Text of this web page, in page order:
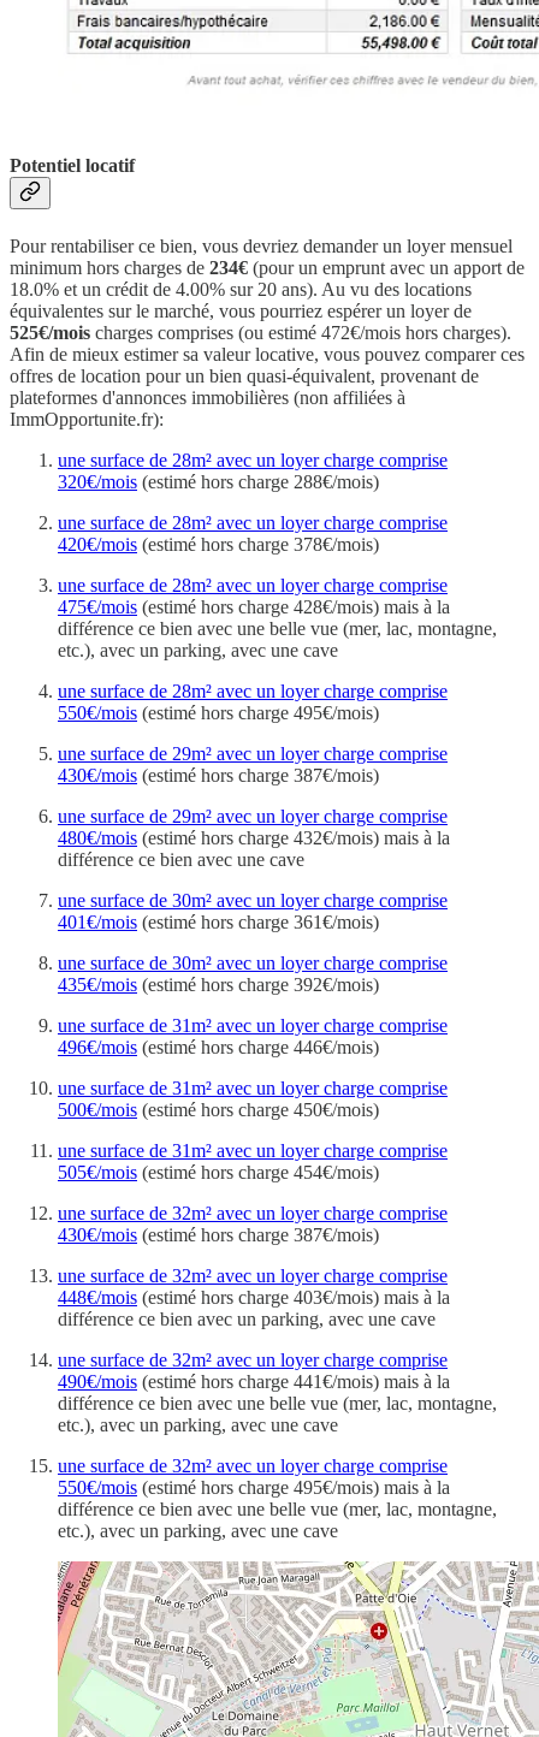
Potentiel locatif
Pour rentabiliser ce bien, vous devriez demander un loyer mensuel
minimum hors charges de 234€ (pour un emprunt avec un apport de
18.0% et un crédit de 4.00% sur 20 ans). Au vu des locations
équivalentes sur le marché, vous pourriez espérer un loyer de
525€/mois charges comprises (ou estimé 472€/mois hors charges).
Afin de mieux estimer sa valeur locative, vous pouvez comparer ces
offres de location pour un bien quasi-équivalent, provenant de
plateformes d'annonces immobilières (non affiliées à
ImmOpportunite.fr):
une surface de 28m² avec un loyer charge comprise
320€/mois (estimé hors charge 288€/mois)
une surface de 28m² avec un loyer charge comprise
420€/mois (estimé hors charge 378€/mois)
une surface de 28m² avec un loyer charge comprise
475€/mois (estimé hors charge 428€/mois) mais à la
différence ce bien avec une belle vue (mer, lac, montagne,
etc.), avec un parking, avec une cave
une surface de 28m² avec un loyer charge comprise
550€/mois (estimé hors charge 495€/mois)
une surface de 29m² avec un loyer charge comprise
430€/mois (estimé hors charge 387€/mois)
une surface de 29m² avec un loyer charge comprise
480€/mois (estimé hors charge 432€/mois) mais à la
différence ce bien avec une cave
une surface de 30m² avec un loyer charge comprise
401€/mois (estimé hors charge 361€/mois)
une surface de 30m² avec un loyer charge comprise
435€/mois (estimé hors charge 392€/mois)
une surface de 31m² avec un loyer charge comprise
496€/mois (estimé hors charge 446€/mois)
une surface de 31m² avec un loyer charge comprise
500€/mois (estimé hors charge 450€/mois)
une surface de 31m² avec un loyer charge comprise
505€/mois (estimé hors charge 454€/mois)
une surface de 32m² avec un loyer charge comprise
430€/mois (estimé hors charge 387€/mois)
une surface de 32m² avec un loyer charge comprise
448€/mois (estimé hors charge 403€/mois) mais à la
différence ce bien avec un parking, avec une cave
une surface de 32m² avec un loyer charge comprise
490€/mois (estimé hors charge 441€/mois) mais à la
différence ce bien avec une belle vue (mer, lac, montagne,
etc.), avec un parking, avec une cave
une surface de 32m² avec un loyer charge comprise
550€/mois (estimé hors charge 495€/mois) mais à la
différence ce bien avec une belle vue (mer, lac, montagne,
etc.), avec un parking, avec une cave